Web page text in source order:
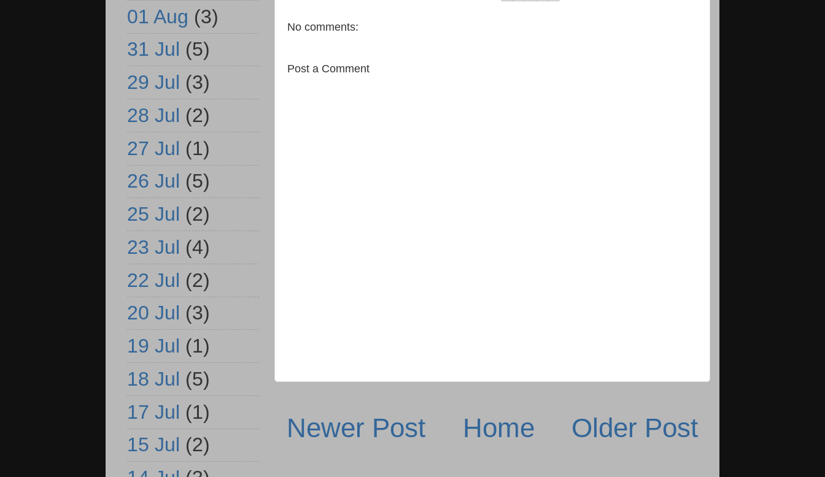
No comments:
Post a Comment
Newer Post Older Post
Home
01 Aug (3)
31 Jul (5)
29 Jul (3)
28 Jul (2)
27 Jul (1)
26 Jul (5)
25 Jul (2)
23 Jul (4)
22 Jul (2)
20 Jul (3)
19 Jul (1)
18 Jul (5)
17 Jul (1)
15 Jul (2)